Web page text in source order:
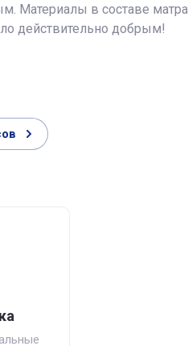
Материалы в составе
действительно добрым!